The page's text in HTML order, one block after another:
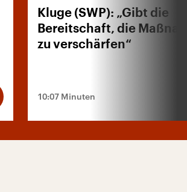
Kluge (SWP): „Gibt die
Bereitschaft, die
zu verschärfen“
10:07 Minuten